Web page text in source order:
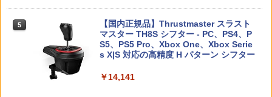
5
【特典】KINGDOM HEARTS Collectio
n [I~III] Switch2版(【Switch2版購入封
入特典】キーブレード「LONG NIGHT
(ロングナイト)」)
￥9,900
【特典】鬼武者 Way of the Sword プレ
ミアムデラックスエディション(【初回購
【中古美品】 ディアブロ IV(ACT) PS4
[CERO区分_Z / 18歳以上対象] 027-2608
03-MO-06-fuz 万代Net店
￥2,200
+アニメ原画アクリルクロック) [ 荒川弘
￥9,900
ニンテンドープリペイド番号 5000円|オ
ンラインコード版
【純正品】DualSense ワイヤレスコン
トローラー(CFI-ZCT2J)
￥10,737
5
【国内正規品】Thrustmaster スラスト
マスター TH8S シフター - PC、PS4、P
S5、PS5 Pro、Xbox One、Xbox Serie
s X|S 対応の高精度 H パターン シフター
￥14,141